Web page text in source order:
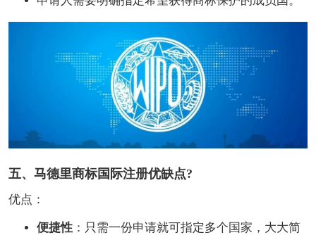
五、马德里商标国际注册优缺点?
优点：
便捷性 ：只需一份申请就可指定多个国家，大大简